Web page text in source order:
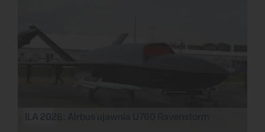
ILA 2026: Airbus ujawnia U760 Ravenstorm